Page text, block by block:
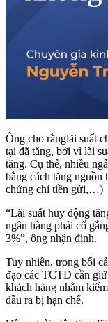
Ông cho rằnglãi suất
tại đã tăng, bởi vì lãi
tăng. Cụ thể, nhiều
bằng cách tăng
chứng chỉ tiền gửi,…)
“Lãi suất huy động
ngân hàng phải cố
3%”, ông nhận định.
Tuy nhiên, trong bối
đạo các TCTD cần
khách hàng nhằm
đầu ra bị hạn chế.